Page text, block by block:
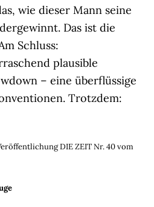
wie dieser Mann seine
Das ist die
Schluss:
plausible
– eine überflüssige
Trotzdem:
DIE ZEIT Nr. 40 vom